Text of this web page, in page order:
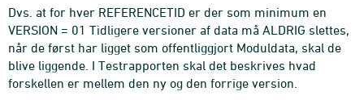
Dvs. at for hver REFERENCETID er der som minimum en
VERSION = 01 Tidligere versioner af data må ALDRIG slettes,
når de først har ligget som offentliggjort Moduldata, skal de
blive liggende. I Testrapporten skal det beskrives hvad
forskellen er mellem den ny og den forrige version.